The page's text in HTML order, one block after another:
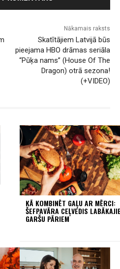
Nākamais raksts
Skatītājiem Latvijā būs
pieejama HBO drāmas seriāla
“Pūķa nams” (House Of The
Dragon) otrā sezona!
(+VIDEO)
KĀ KOMBINĒT GAĻU AR MĒRCI:
ŠEFPAVĀRA CEĻVEDIS
GARŠU PĀRIEM